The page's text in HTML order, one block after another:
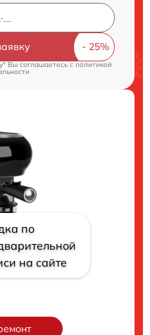
Вы соглашаетесь c политикой
по
на сайте